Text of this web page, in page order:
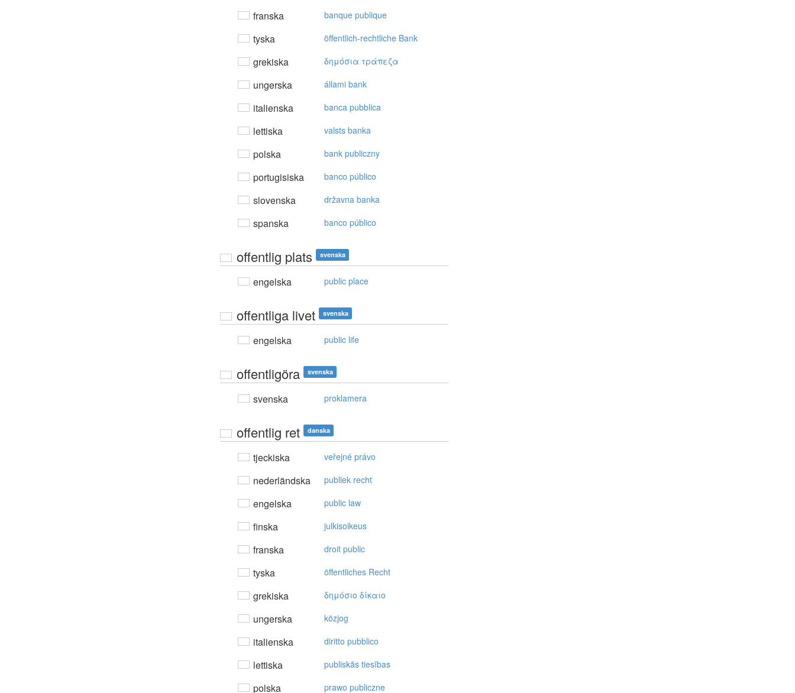
franska banque publique
tyska öffentlich-rechtliche Bank
grekiska δημόσια τράπεζα
ungerska állami bank
italienska banca pubblica
lettiska valsts banka
polska bank publiczny
portugisiska banco público
slovenska državna banka
spanska banco público
offentlig plats svenska
engelska public place
offentliga livet svenska
engelska public life
offentligöra svenska
svenska proklamera
offentlig ret danska
tjeckiska veřejné právo
nederländska publiek recht
engelska public law
finska julkisoikeus
franska droit public
tyska öffentliches Recht
grekiska δημόσιo δίκαιo
ungerska közjog
italienska diritto pubblico
lettiska publiskās tiesības
polska prawo publiczne